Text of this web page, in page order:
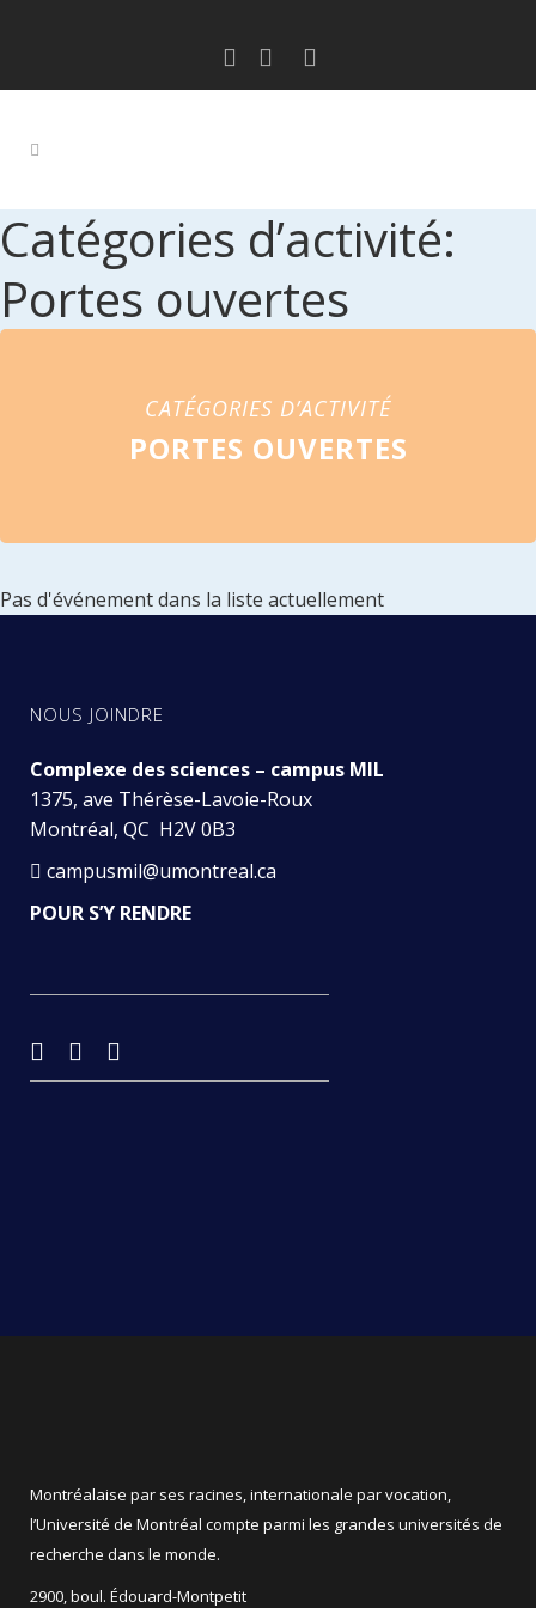
Catégories d’activité:
Portes ouvertes
CATÉGORIES D’ACTIVITÉ
PORTES OUVERTES
Pas d'événement dans la liste actuellement
NOUS JOINDRE
Complexe des sciences – campus MIL
1375, ave Thérèse-Lavoie-Roux
Montréal, QC H2V 0B3
campusmil@umontreal.ca
POUR S’Y RENDRE
Montréalaise par ses racines, internationale par vocation,
l’Université de Montréal compte parmi les grandes universités de
recherche dans le monde.
2900, boul. Édouard-Montpetit